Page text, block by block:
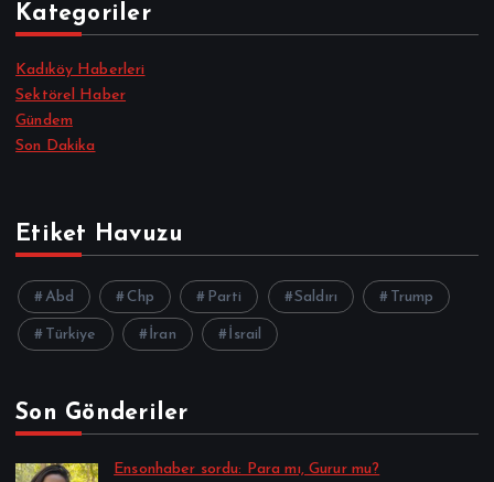
Kategoriler
Kadıköy Haberleri
Sektörel Haber
Gündem
Son Dakika
Etiket Havuzu
Abd Chp Parti Saldırı Trump
Türkiye İran İsrail
Son Gönderiler
Ensonhaber sordu: Para mı, Gurur mu?